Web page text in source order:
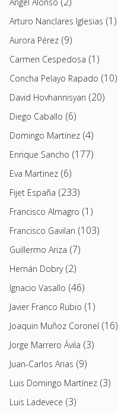
Arturo Nanclares Iglesias (1)
Aurora Pérez (9)
Carmen Cespedosa (1)
Concha Pelayo Rapado (10)
David Hovhannisyan (20)
Diego Caballo (6)
Domingo Martínez (4)
Enrique Sancho (177)
Eva Martinez (6)
Fijet España (233)
Francisco Almagro (1)
Francisco Gavilan (103)
Guillermo Ariza (7)
Hernán Dobry(2)
Ignacio Vasallo (46)
Javier Franco Rubio (1)
Joaquin Muñoz Coronel (16)
Jorge Marrero Ávila (3)
Juan-Carlos Arias (9)
Luis Domingo Martínez (3)
Luis Ladevece (3)